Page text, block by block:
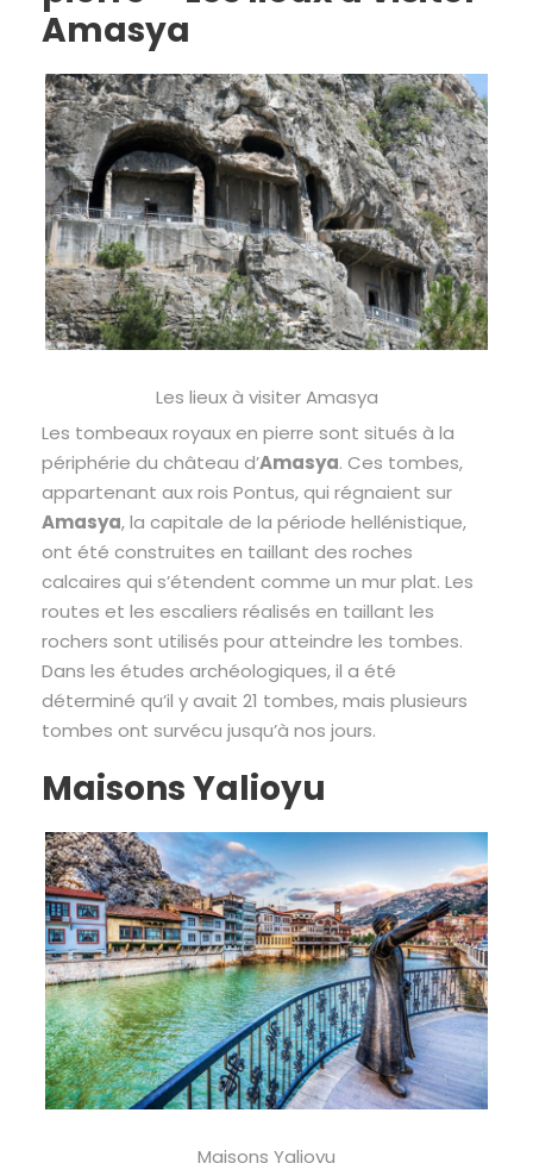
Amasya
Les lieux à visiter Amasya
Les tombeaux royaux en pierre sont situés à la
périphérie du château d’Amasya. Ces tombes,
appartenant aux rois Pontus, qui régnaient sur
Amasya, la capitale de la période hellénistique,
ont été construites en taillant des roches
calcaires qui s’étendent comme un mur plat. Les
routes et les escaliers réalisés en taillant les
rochers sont utilisés pour atteindre les tombes.
Dans les études archéologiques, il a été
déterminé qu’il y avait 21 tombes, mais plusieurs
tombes ont survécu jusqu’à nos jours.
Maisons Yalioyu
Maisons Yalioyu